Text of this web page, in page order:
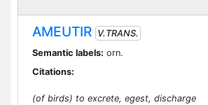
AMEUTIR V.TRANS.
Semantic labels: orn.
Citations:
(of birds) to excrete, egest, discharge